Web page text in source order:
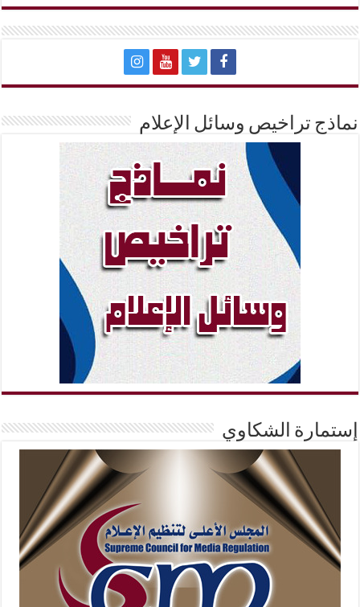
نماذج تراخيص وسائل الإعلام
إستمارة الشكاوي